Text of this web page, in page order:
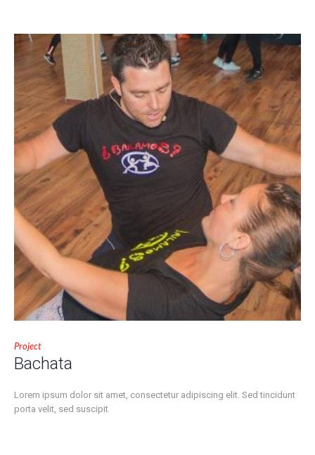
Project
Bachata
Lorem ipsum dolor sit amet, consectetur adipiscing elit. Sed tincidunt
porta velit, sed suscipit